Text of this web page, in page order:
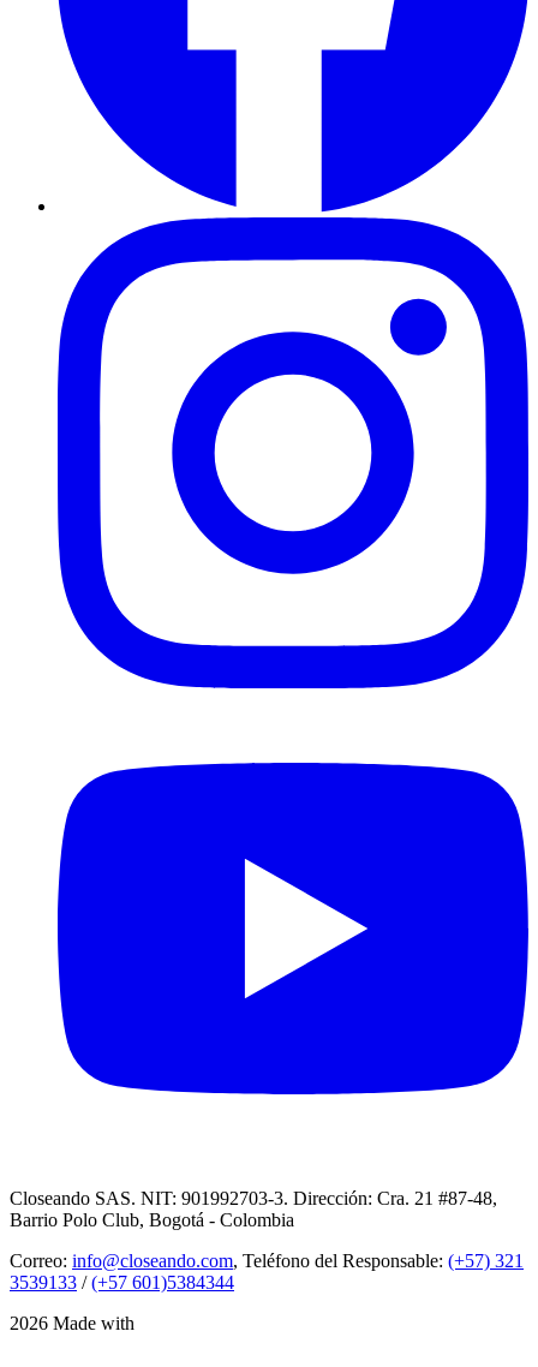
Closeando SAS. NIT: 901992703-3. Dirección: Cra. 21 #87-48,
Barrio Polo Club, Bogotá - Colombia
Correo: info@closeando.com, Teléfono del Responsable: (+57) 321
3539133 /(+57 601)5384344
2026 Made with